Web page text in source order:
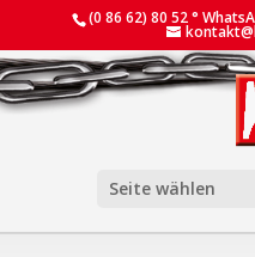
(0 86 62) 80 52 °
Seite wählen